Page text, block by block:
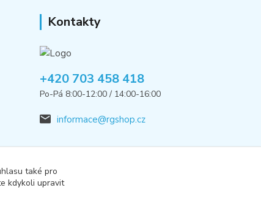
Kontakty
+420 703 458 418
Po-Pá 8:00-12:00 / 14:00-16:00
informace@rgshop.cz
také pro
kdykoli upravit